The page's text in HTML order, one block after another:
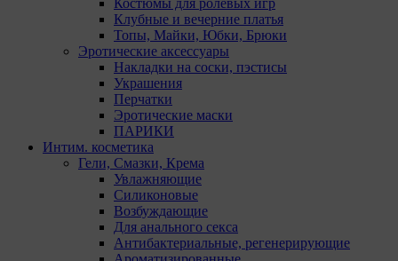
Клубные и вечерние платья
Топы, Майки, Юбки, Брюки
Эротические аксессуары
Накладки на соски, пэстисы
Украшения
Перчатки
Эротические маски
ПАРИКИ
Интим. косметика
Гели, Смазки, Крема
Увлажняющие
Силиконовые
Возбуждающие
Для анального секса
Антибактериальные, регенерирующие